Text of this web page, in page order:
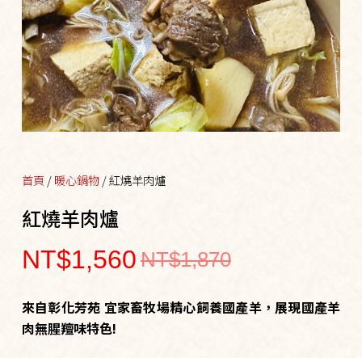
首頁 /暖心鍋物/ 紅燒羊肉爐
紅燒羊肉爐
NT$1,870
NT$1,560
來自彰化芳苑 宜家畜牧場精心飼養國產羊，展現國產羊
肉無腥羶味特色!